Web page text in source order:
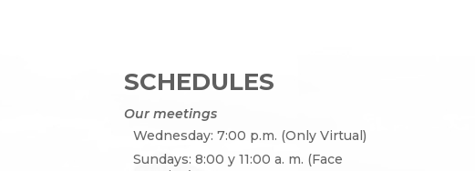
SCHEDULES
Our meetings
Wednesday: 7:00 p.m. (Only Virtual)
Sundays: 8:00 y 11:00 a. m. (Face